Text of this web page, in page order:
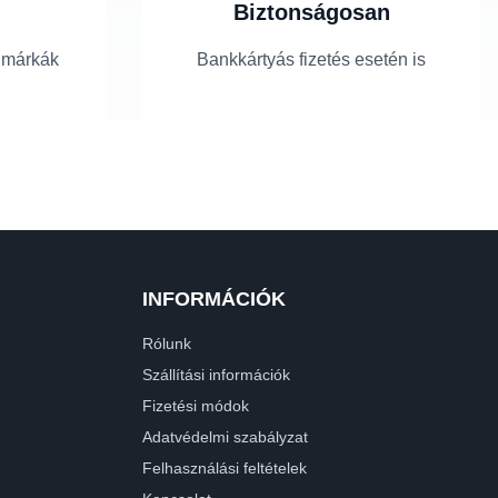
Biztonságosan
Bankkártyás fizetés esetén is
INFORMÁCIÓK
Rólunk
Szállítási információk
Fizetési módok
Adatvédelmi szabályzat
Felhasználási feltételek